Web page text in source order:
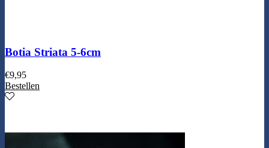
Botia Striata 5-6cm
€9,95
Bestellen